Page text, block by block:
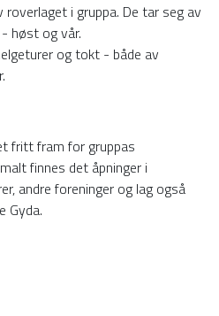
i gruppa. De tar seg av
høst og vår.
og tokt - både av
fritt fram for gruppas
finnes det åpninger i
andre foreninger og lag også
Gyda.